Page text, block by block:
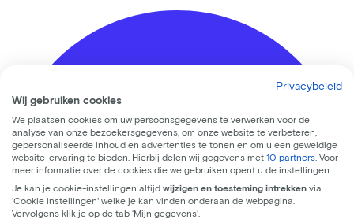
Privacybeleid
Wij gebruiken cookies
We plaatsen cookies om uw persoonsgegevens te verwerken voor de
analyse van onze bezoekersgegevens, om onze website te verbeteren,
gepersonaliseerde inhoud en advertenties te tonen en om u een geweldige
website-ervaring te bieden. Hierbij delen wij gegevens met 10 partners . Voor
meer informatie over de cookies die we gebruiken opent u de instellingen.
Je kan je cookie-instellingen altijd wijzigen en toesteming intrekken via
'Cookie instellingen' welke je kan vinden onderaan de webpagina.
Vervolgens klik je op de tab ‘Mijn gegevens'.